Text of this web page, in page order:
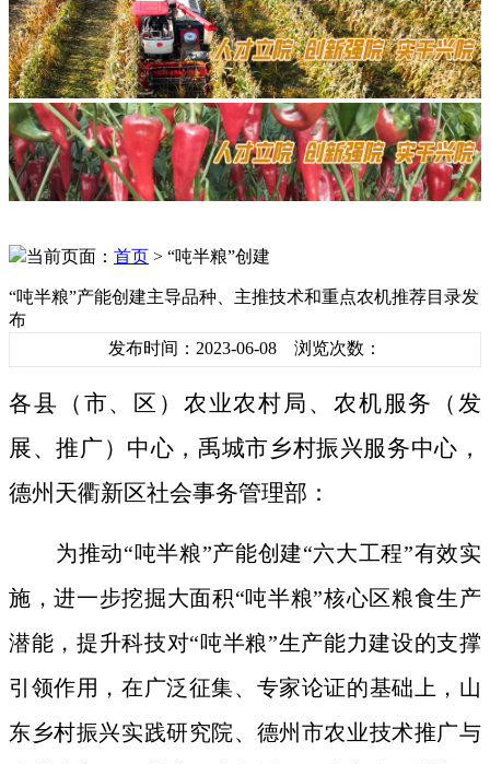
当前页面： 首页 > “吨半粮”创建
“吨半粮”产能创建主导品种、主推技术和重点农机推荐目录发
布
发布时间：2023-06-08 浏览次数：
各县（市、区）农业农村局、农机服务（发
展、推广）中心，禹城市乡村振兴服务中心，
德州天衢新区社会事务管理部：
为推动“吨半粮”产能创建“六大工程”有效实
施，进一步挖掘大面积“吨半粮”核心区粮食生产
潜能，提升科技对“吨半粮”生产能力建设的支撑
引领作用，在广泛征集、专家论证的基础上，山
东乡村振兴实践研究院、德州市农业技术推广与